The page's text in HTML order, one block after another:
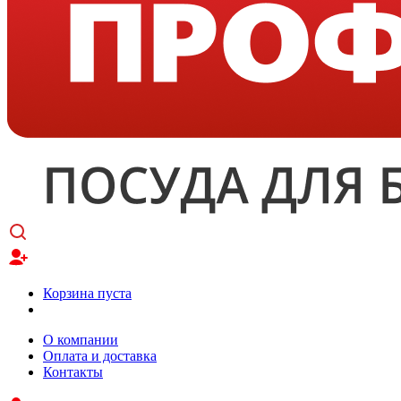
Корзина пуста
О компании
Оплата и доставка
Контакты